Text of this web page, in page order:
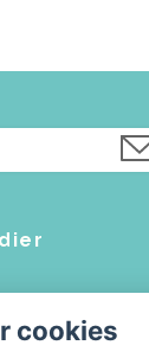
cookies